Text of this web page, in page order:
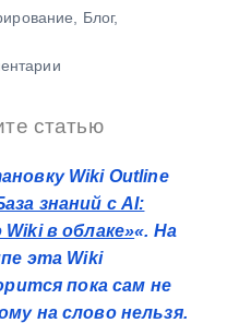
, Блог,
статью
Wiki Outline
знаний с AI:
в облаке»«. На
эта Wiki
пока сам не
на слово нельзя.